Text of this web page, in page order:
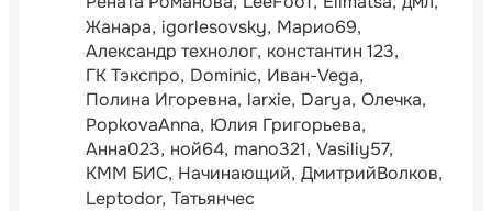
Жанара igorlesovsky Марио69
Александр технолог константин 123
ГК Тэкспро Dominic Иван-Vega
Полина Игоревна larxie Darya Олечка
PopkovaAnna Юлия Григорьева
Анна023 ной64 mano321 Vasiliy57
КММ БИС Начинающий ДмитрийВолков
Leptodor Татьянчес